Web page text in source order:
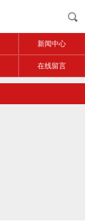
新闻中心
在线留言